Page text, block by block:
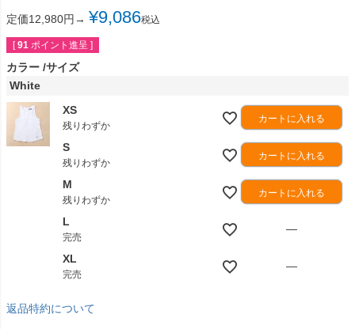
定価12,980円→ ¥9,086税込
[ 91 ポイント進呈 ]
カラー サイズ
White
XS
残りわずか
カートに入れる
S
残りわずか
カートに入れる
M
残りわずか
カートに入れる
L
完売
—
XL
完売
—
返品特約について